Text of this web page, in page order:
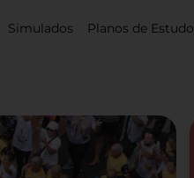
Simulados Planos de Estudo